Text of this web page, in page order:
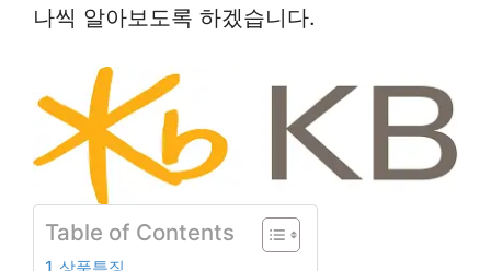
나씩 알아보도록 하겠습니다.
Table of Contents